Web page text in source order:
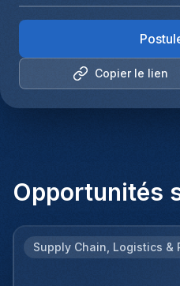
Copier le lien
Opportunités
Supply Chain, Logistics &